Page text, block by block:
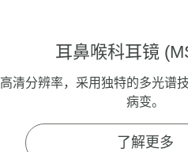
耳鼻喉科耳镜
高清分辨率，采用独特的多光谱
病变。
了解更多